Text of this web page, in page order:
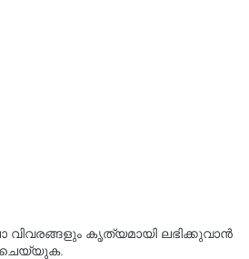
വിവരങ്ങളും കൃത്യമായി ലഭിക്കുവാൻ